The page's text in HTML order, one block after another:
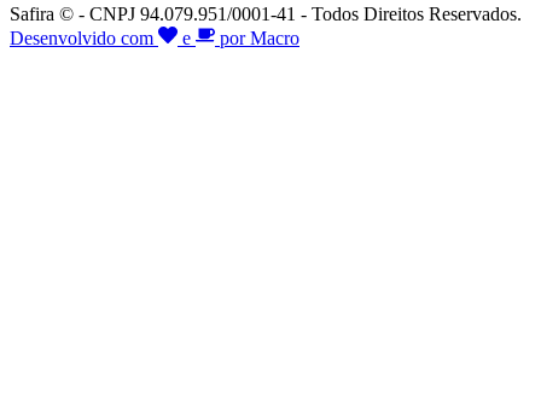
Safira © - CNPJ 94.079.951/0001-41 - Todos Direitos Reservados.
Desenvolvido com
e por Macro